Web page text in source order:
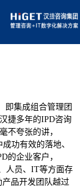
即集成组合管理团
捷多年的IPD咨询
不夸张的讲，
功有效的落地、
的企业客户，
人员、IT等方面存
品开发团队越过